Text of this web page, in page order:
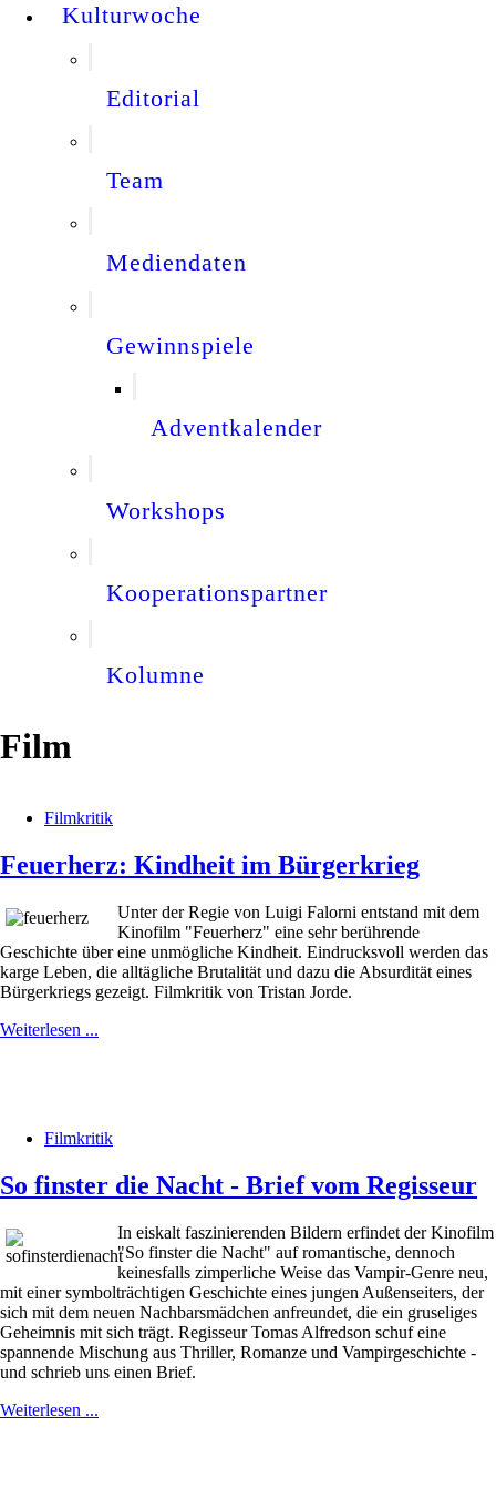
Kulturwoche
Editorial
Team
Mediendaten
Gewinnspiele
Adventkalender
Workshops
Kooperationspartner
Kolumne
Film
Filmkritik
Feuerherz: Kindheit im Bürgerkrieg
Unter der Regie von Luigi Falorni entstand mit dem
Kinofilm "Feuerherz" eine sehr berührende
Geschichte über eine unmögliche Kindheit. Eindrucksvoll werden das
karge Leben, die alltägliche Brutalität und dazu die Absurdität eines
Bürgerkriegs gezeigt. Filmkritik von Tristan Jorde.
Weiterlesen ...
Filmkritik
So finster die Nacht - Brief vom Regisseur
In eiskalt faszinierenden Bildern erfindet der Kinofilm
"So finster die Nacht" auf romantische, dennoch
keinesfalls zimperliche Weise das Vampir-Genre neu,
mit einer symbolträchtigen Geschichte eines jungen Außenseiters, der
sich mit dem neuen Nachbarsmädchen anfreundet, die ein gruseliges
Geheimnis mit sich trägt. Regisseur Tomas Alfredson schuf eine
spannende Mischung aus Thriller, Romanze und Vampirgeschichte -
und schrieb uns einen Brief.
Weiterlesen ...